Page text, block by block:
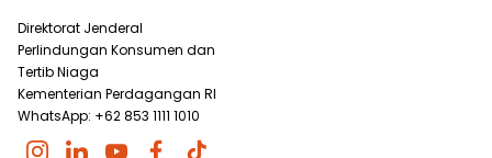
Direktorat Jenderal
Perlindungan Konsumen dan
Tertib Niaga
Kementerian Perdagangan RI
WhatsApp: +62 853 1111 1010